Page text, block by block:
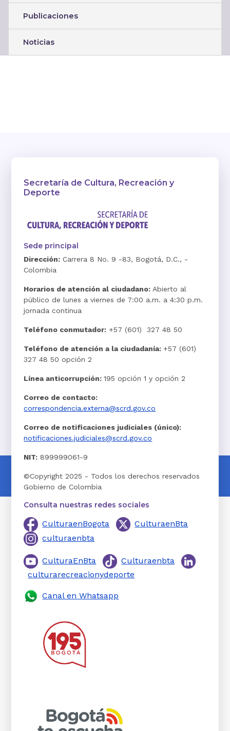
Publicaciones
Noticias
Secretaría de Cultura, Recreación y
Deporte
Sede principal
Dirección: Carrera 8 No. 9 -83, Bogotá, D.C., -
Colombia
Horarios de atención al ciudadano: Abierto al
público de lunes a viernes de 7:00 a.m. a 4:30 p.m.
jornada continua
Teléfono conmutador: +57 (601) 327 48 50
Teléfono de atención a la ciudadanía: +57 (601)
327 48 50 opción 2
Línea anticorrupción:195 opción 1 y opción 2
Correo de contacto:
correspondencia.externa@scrd.gov.co
Correo de notificaciones judiciales (único):
notificaciones.judiciales@scrd.gov.co
NIT: 899999061-9
©Copyright 2025 - Todos los derechos reservados
Gobierno de Colombia
Consulta nuestras redes sociales
CulturaenBogota
CulturaenBta
culturaenbta
CulturaEnBta
Culturaenbta
culturarecreacionydeporte
Canal en Whatsapp